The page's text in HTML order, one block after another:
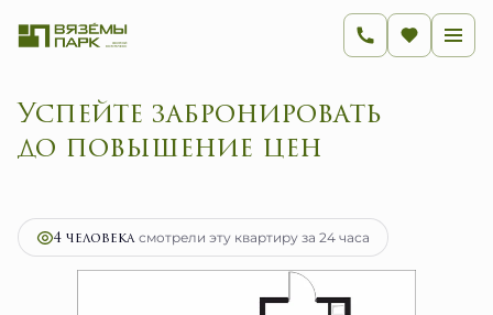
Успейте забронировать
до повышение
2-комнатная47.9 м2
4 человекaсмотрели эту квартиру за 24 часа